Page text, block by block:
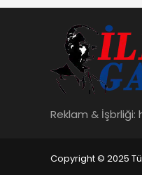
Reklam & İşbrliği:
Copyright © 2025